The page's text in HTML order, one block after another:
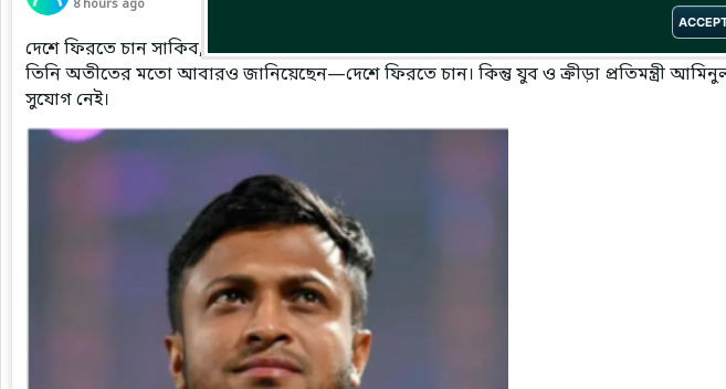
8 hours ago
দেশে ফিরতে চান সাকিব, ক্রীড়া প্রতিমন্ত্রী বলছেন—সুযোগ নেই। সাকিব আল হাসান দেশে ফিরতে
তিনি অতীতের মতো আবারও জানিয়েছেন—দেশে ফিরতে চান। কিন্তু যুব ও ক্রীড়া প্রতিমন্ত্রী
সুযোগ নেই।